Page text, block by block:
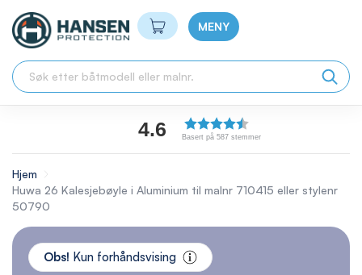
Min handlekurv
MENY
4.6 Basert på 587 stemmer
Hjem
Huwa 26 Kalesjebøyle i Aluminium til malnr 710415 eller stylenr
50790
Skip
Obs! Kun forhåndsvising